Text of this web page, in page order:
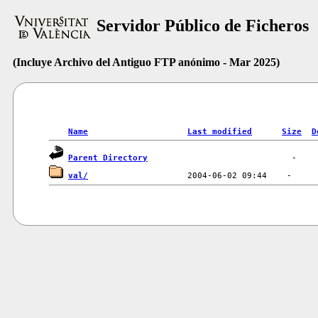
Servidor Público de Ficheros
(Incluye Archivo del Antiguo FTP anónimo - Mar 2025)
Name Last modified Size
Parent Directory
val/